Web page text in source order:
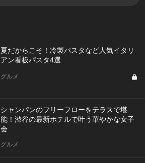
夏だからこそ！冷製パスタなど人気イタリ
アン看板パスタ4選
グルメ
シャンパンのフリーフローをテラスで堪
能！渋谷の最新ホテルで叶う華やかな女子
会
グルメ